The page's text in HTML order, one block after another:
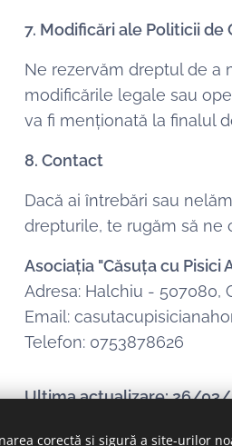
7. Modificări ale Politicii
Ne rezervăm dreptul de a
modificările legale sau
va fi menționată la finalul
8. Contact
Dacă ai întrebări sau
drepturile, te rugăm să ne
Asociația "Căsuța cu Pisici
Adresa: Halchiu - 507080,
Email:
Telefon: 0753878626
Ultima actualizare: 26/
corectă și sigură a site-urilor